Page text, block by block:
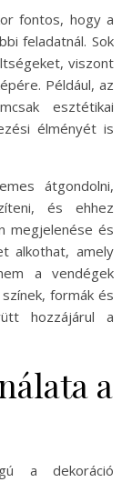
fontos, hogy a
feladatnál. Sok
viszont
Például, az
esztétikai
élményét is
átgondolni,
és ehhez
megjelenése és
alkothat, amely
a vendégek
formák és
hozzájárul a
a
a dekoráció